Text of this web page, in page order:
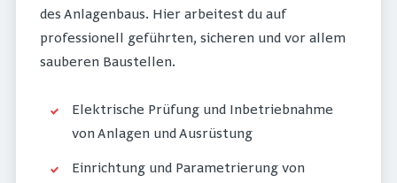
des Anlagenbaus. Hier arbeitest du auf
professionell geführten, sicheren und vor allem
sauberen Baustellen.
Elektrische Prüfung und Inbetriebnahme
von Anlagen und Ausrüstung
Einrichtung und Parametrierung von